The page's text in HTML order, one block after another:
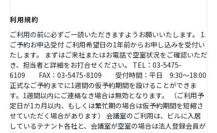
利用規約
ご利用の前に必ずご一読いただきますようお願いいたします。 1.
ご予約お申込受付 ご利用希望日の1年前からお申し込みを受付い
たします。 まずはご来社またはお電話で空室状況をご確認いただ
き、担当者と詳細をお打合せください。 TEL：03-5475-
6109 FAX：03-5475-8109 受付時間：平日 9:30～18:00
正式なご予約までに1週間の仮予約期間を設けることができま
す。1週間以内にご連絡なき場合は無効となります。 （ご利用予
定日が1カ月以内、もしくは繁忙期の場合は仮予約期間を短縮さ
せていただく場合があります） 会議室のご利用は、ビルに入居
しているテナント各社と、会議室が空室の場合は法人登録会員が